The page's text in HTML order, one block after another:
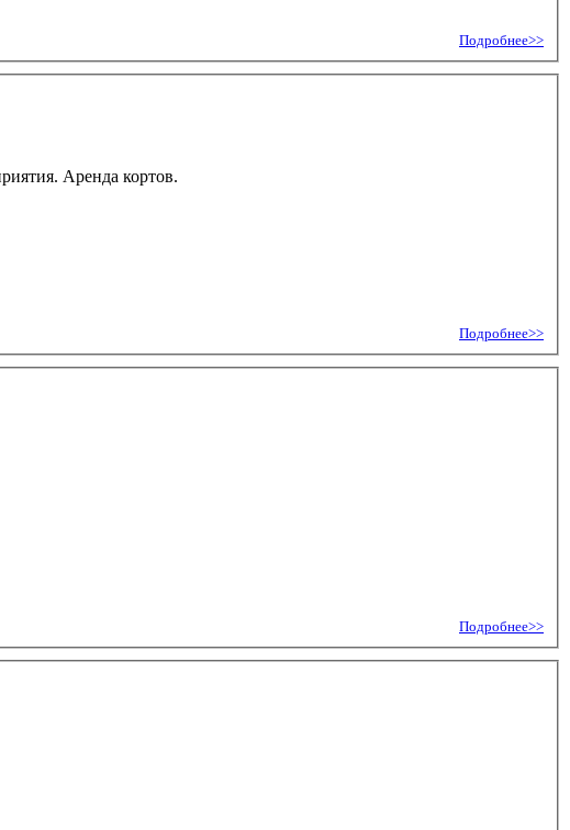
Подробнее>>
Аренда кортов.
Подробнее>>
Подробнее>>